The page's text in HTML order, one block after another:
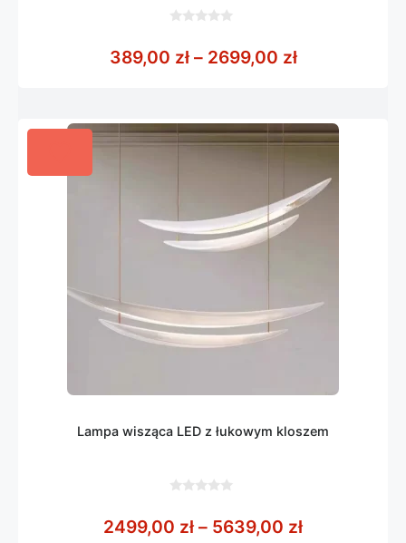
5
389,00 zł – 2699,00 złZakres cen:
Lampa wisząca LED z łukowym kloszem
5
2499,00 zł – 5639,00 złZakres cen: